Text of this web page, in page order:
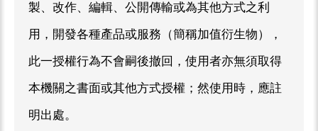
製、改作、編輯、公開傳輸或為其他方式之利
用，開發各種產品或服務（簡稱加值衍生物），
此一授權行為不會嗣後撤回，使用者亦無須取得
本機關之書面或其他方式授權；然使用時，應註
明出處。